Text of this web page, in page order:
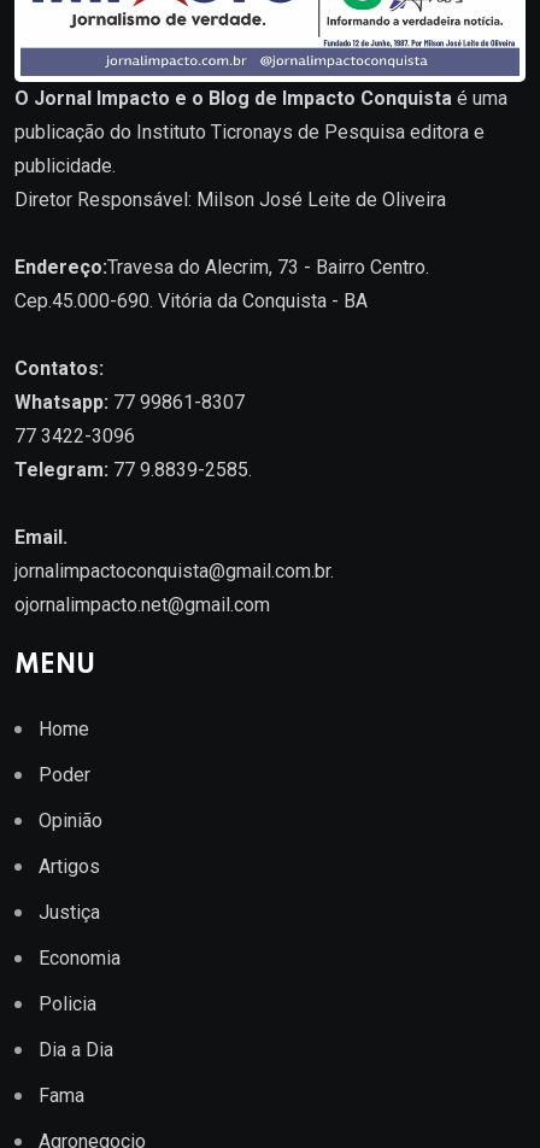
O Jornal Impacto e o Blog de Impacto Conquista é uma
publicação do Instituto Ticronays de Pesquisa editora e
publicidade.
Diretor Responsável: Milson José Leite de Oliveira
Endereço:Travesa do Alecrim, 73 - Bairro Centro.
Cep.45.000-690. Vitória da Conquista - BA
Contatos:
Whatsapp: 77 99861-8307
77 3422-3096
Telegram: 77 9.8839-2585.
Email.
jornalimpactoconquista@gmail.com.br.
ojornalimpacto.net@gmail.com
MENU
Home
Poder
Opinião
Artigos
Justiça
Economia
Policia
Dia a Dia
Fama
Agronegocio